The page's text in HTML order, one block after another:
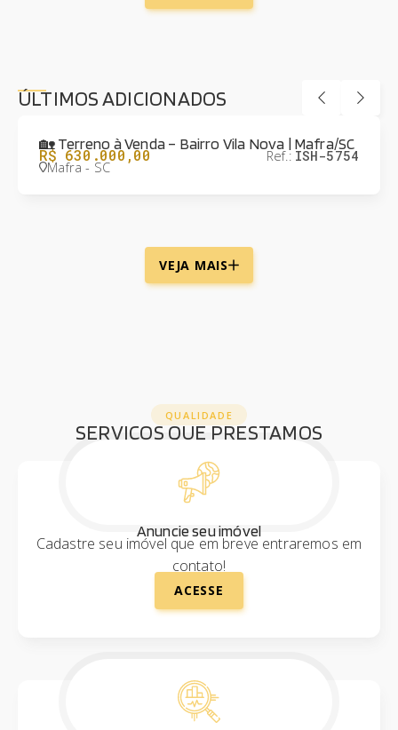
ÚLTIMOS ADICIONADOS
🏡 Terreno à Venda – Bairro Vila Nova | Mafra/SC
R$ 630.000,00 Ref.: ISH-5754
Mafra - SC
VEJA MAIS
QUALIDADE
SERVIÇOS QUE PRESTAMOS
Anuncie seu imóvel
Cadastre seu imóvel que em breve entraremos em
contato!
ACESSE